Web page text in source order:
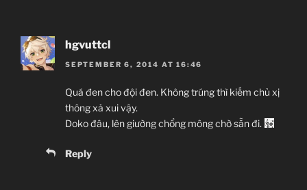
hgvuttcl
SEPTEMBER 6, 2014 AT 16:46
Quá đen cho đội đen. Không trúng thì kiếm chủ xị
thông xả xui vậy.
Doko đâu, lên giường chổng mông chờ sẵn đi.
Reply